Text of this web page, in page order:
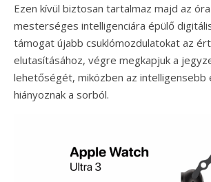
Ezen kívül biztosan tartalmaz majd az
mesterséges intelligenciára épülő
támogat újabb csuklómozdulatokat az
elutasításához, végre megkapjuk a
lehetőségét, miközben az
hiányoznak a sorból.